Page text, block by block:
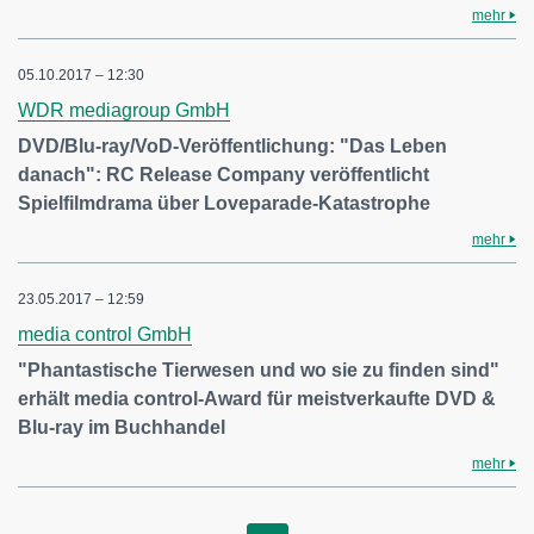
mehr
05.10.2017 – 12:30
WDR mediagroup GmbH
DVD/Blu-ray/VoD-Veröffentlichung: "Das Leben
danach": RC Release Company veröffentlicht
Spielfilmdrama über Loveparade-Katastrophe
mehr
23.05.2017 – 12:59
media control GmbH
"Phantastische Tierwesen und wo sie zu finden sind"
erhält media control-Award für meistverkaufte DVD &
Blu-ray im Buchhandel
mehr